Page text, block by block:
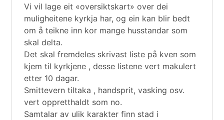
Vi vil lage eit «oversiktskart» over dei
muligheitene kyrkja har, og ein kan blir bedt
om å teikne inn kor mange husstandar som
skal delta.
Det skal fremdeles skrivast liste på kven som
kjem til kyrkjene , desse listene vert makulert
etter 10 dagar.
Smittevern tiltaka , handsprit, vasking osv.
vert oppretthaldt som no.
Samtalar av ulik karakter finn stad i